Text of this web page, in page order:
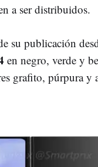
a ser distribuidos.
su publicación
en negro, verde y
grafito, púrpura y